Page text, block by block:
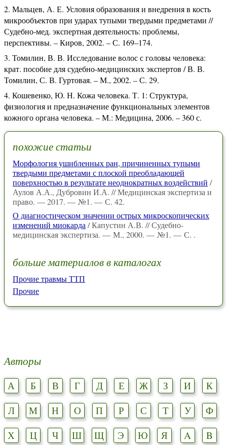
Мальцев, А. Е. Условия образования и внедрения в кость
микрообъектов при ударах тупыми твердыми предметами //
Судебно-мед. экспертная деятельность: проблемы,
перспективы. – Киров, 2002. – С. 169–174.
Томилин, В. В. Исследование волос с головы человека:
крат. пособие для судебно-медицинских экспертов / В. В.
Томилин, С. В. Гуртовая. – М., 2002. – С. 29.
Кошевенко, Ю. Н. Кожа человека. Т. 1: Структура,
физиология и предназначение функциональных элементов
кожного органа человека. – М.: Медицина, 2006. – 360 с.
похожие статьи
Морфология ушибленных ран, причиненных тупыми
твердыми предметами с плоской преобладающей
поверхностью в результате неоднократных воздействий /
Аулов А.А., Дубровин И.А. // Медицинская экспертиза и
право. — 2017. — №1. — С. 42.
О диагностическом значении острых микроскопических
изменений миокарда/ Капустин А.В. // Судебно-
медицинская экспертиза. — М., 2000. — №1. — С. .
больше материалов в каталогах
Прочие травмы ТТП
Прочие
Авторы
А Б В Г Д Е Ж З И
К
Л
М Н О П Р С Т У
Ф
Х
Ц Ч Ш Щ Э Ю Я A
B